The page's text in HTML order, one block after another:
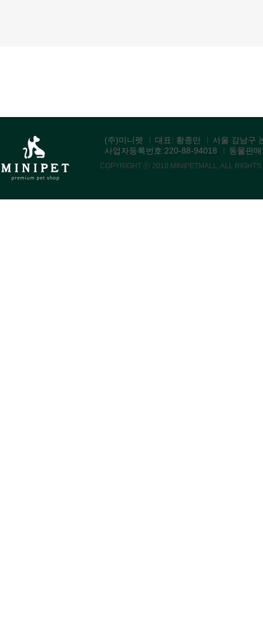
(주)미니펫 대표: 황종만
서울 강남구
사업자등록번호:220-88-94018
동물판
COPYRIGHT ⓒ 2018 MINIPETMALL, ALL